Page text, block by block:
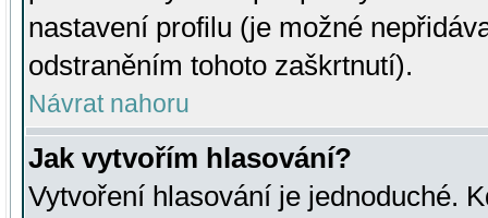
nastavení profilu (je možné
odstraněním tohoto zaškrtnutí).
Návrat nahoru
Jak vytvořím hlasování?
Vytvoření hlasování je jednoduché.